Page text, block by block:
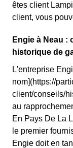
êtes client
client, vous
Engie à Neau
historique de
L'entreprise
nom](https://
client/conseils/
au
En Pays De La
le premier
Engie doit en